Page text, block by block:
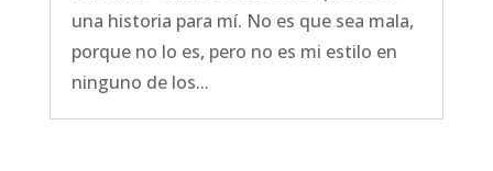
una historia para mí. No es que sea mala,
porque no lo es, pero no es mi estilo en
ninguno de los...